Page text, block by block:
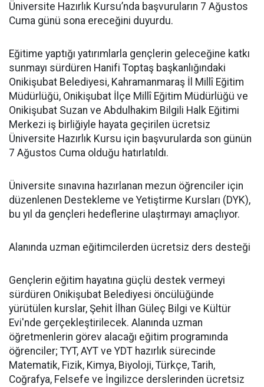
Üniversite Hazırlık Kursu’nda başvuruların 7 Ağustos
Cuma günü sona ereceğini duyurdu.
Eğitime yaptığı yatırımlarla gençlerin geleceğine katkı
sunmayı sürdüren Hanifi Toptaş başkanlığındaki
Onikişubat Belediyesi, Kahramanmaraş İl Millî Eğitim
Müdürlüğü, Onikişubat İlçe Millî Eğitim Müdürlüğü ve
Onikişubat Suzan ve Abdulhakim Bilgili Halk Eğitimi
Merkezi iş birliğiyle hayata geçirilen ücretsiz
Üniversite Hazırlık Kursu için başvurularda son günün
7 Ağustos Cuma olduğu hatırlatıldı.
Üniversite sınavına hazırlanan mezun öğrenciler için
düzenlenen Destekleme ve Yetiştirme Kursları (DYK),
bu yıl da gençleri hedeflerine ulaştırmayı amaçlıyor.
Alanında uzman eğitimcilerden ücretsiz ders desteği
Gençlerin eğitim hayatına güçlü destek vermeyi
sürdüren Onikişubat Belediyesi öncülüğünde
yürütülen kurslar, Şehit İlhan Güleç Bilgi ve Kültür
Evi'nde gerçekleştirilecek. Alanında uzman
öğretmenlerin görev alacağı eğitim programında
öğrenciler; TYT, AYT ve YDT hazırlık sürecinde
Matematik, Fizik, Kimya, Biyoloji, Türkçe, Tarih,
Coğrafya, Felsefe ve İngilizce derslerinden ücretsiz